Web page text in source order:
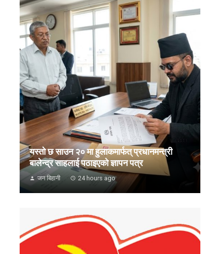
यस्तो छ साउन २० मा हुलाकमार्फत् प्रधानमन्त्री
बालेन्द्र साहलाई पठाइएको ज्ञापन पत्र
जन बिहानी 24 hours ago